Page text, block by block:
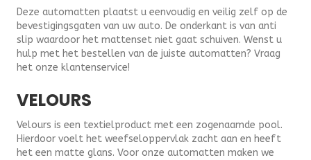
Deze automatten plaatst u eenvoudig en veilig zelf op de
bevestigingsgaten van uw auto. De onderkant is van anti
slip waardoor het mattenset niet gaat schuiven. Wenst u
hulp met het bestellen van de juiste automatten? Vraag
het onze klantenservice!
VELOURS
Velours is een textielproduct met een zogenaamde pool.
Hierdoor voelt het weefseloppervlak zacht aan en heeft
het een matte glans. Voor onze automatten maken we